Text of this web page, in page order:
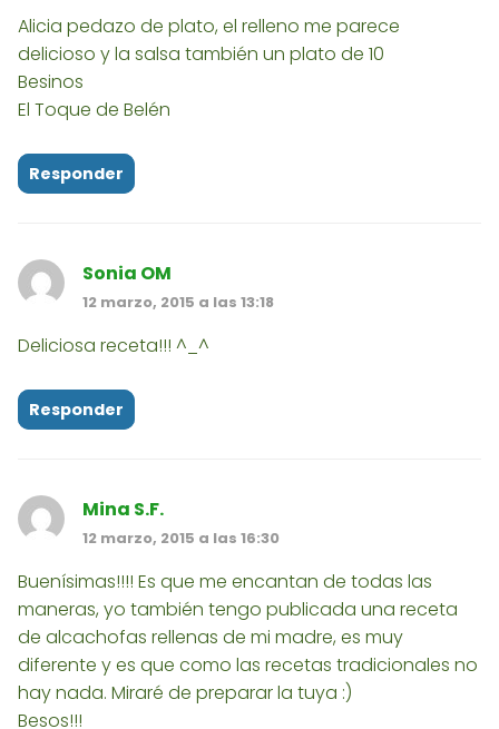
Alicia pedazo de plato, el relleno me parece
delicioso y la salsa también un plato de 10
Besinos
El Toque de Belén
Responder
Sonia OM
12 marzo, 2015 a las 13:18
Deliciosa receta!!! ^_^
Responder
Mina S.F.
12 marzo, 2015 a las 16:30
Buenísimas!!!! Es que me encantan de todas las
maneras, yo también tengo publicada una receta
de alcachofas rellenas de mi madre, es muy
diferente y es que como las recetas tradicionales no
hay nada. Miraré de preparar la tuya :)
Besos!!!